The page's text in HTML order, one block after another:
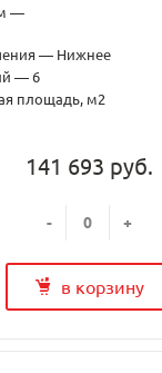
—
— Нижнее
— 6
площадь, м2
141 693 руб.
- +
в корзину